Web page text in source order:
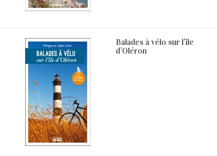
Balades à vélo sur l’île
d’Oléron